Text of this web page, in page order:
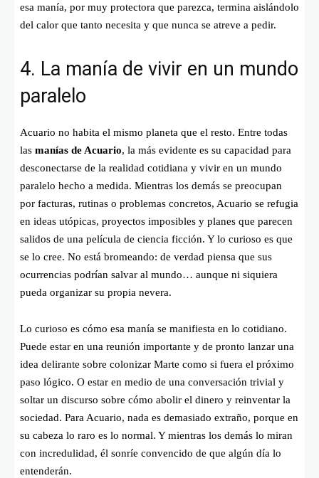
esa manía, por muy protectora que parezca, termina aislándolo
del calor que tanto necesita y que nunca se atreve a pedir.
4. La manía de vivir en un mundo
paralelo
Acuario no habita el mismo planeta que el resto. Entre todas
las manías de Acuario, la más evidente es su capacidad para
desconectarse de la realidad cotidiana y vivir en un mundo
paralelo hecho a medida. Mientras los demás se preocupan
por facturas, rutinas o problemas concretos, Acuario se refugia
en ideas utópicas, proyectos imposibles y planes que parecen
salidos de una película de ciencia ficción. Y lo curioso es que
se lo cree. No está bromeando: de verdad piensa que sus
ocurrencias podrían salvar al mundo… aunque ni siquiera
pueda organizar su propia nevera.
Lo curioso es cómo esa manía se manifiesta en lo cotidiano.
Puede estar en una reunión importante y de pronto lanzar una
idea delirante sobre colonizar Marte como si fuera el próximo
paso lógico. O estar en medio de una conversación trivial y
soltar un discurso sobre cómo abolir el dinero y reinventar la
sociedad. Para Acuario, nada es demasiado extraño, porque en
su cabeza lo raro es lo normal. Y mientras los demás lo miran
con incredulidad, él sonríe convencido de que algún día lo
entenderán.